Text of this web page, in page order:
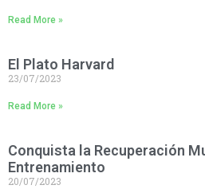
Read More »
El Plato Harvard
23/07/2023
Read More »
Conquista la Recuperación
Entrenamiento
20/07/2023